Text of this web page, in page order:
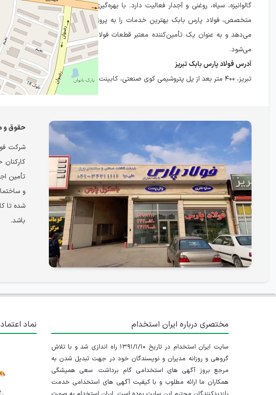
گالوانیزه، سیاه، روغنی و آجدار فعالیت دارد. با بهره‌گیری از تجهیزات مدرن و تیم فنی
متخصص، فولاد پارس بابک بهترین خدمات را به پروژه‌های صنعتی و ساختمانی ارائه
می‌دهد و به عنوان یک تأمین‌کننده معتبر قطعات فولادی در شمال‌غرب کشور شناخته
می‌شود.
آدرس فولاد پارس بابک تبریز
تبریز، ۴۰۰ متر بعد از پل پتروشیمی کوی صنعتی، کابینت سازان
حقوق و
شرکت
تأمین
و
شده تا
باشد.
مختصری درباره ایران استخدام
سایت ایران استخدام در تاریخ ۱۳۹۱/۱/۱۰ راه اندازی شد و با تلاش
گروهی و روزانه مدیران و نویسندگان خود در جهت تبدیل شدن به
مرجع بروز آگهی های استخدامی گام برداشت. سعی همیشگی
همکاران ما ارائه مطلوب و با کیفیت آگهی های استخدامی خدمت
نماد